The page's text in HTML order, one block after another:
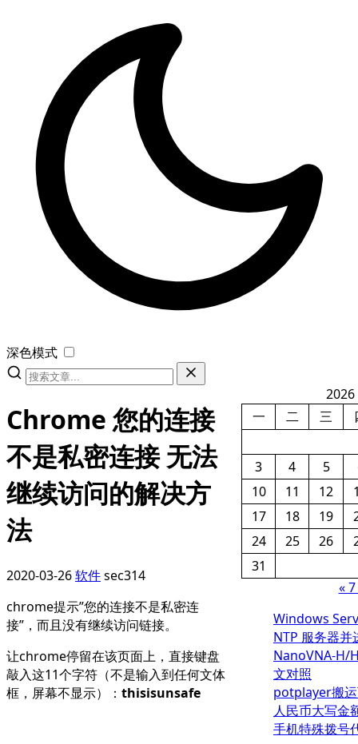
深色模式
Chrome 您的连接
不是私密连接 无法
继续访问的解决方
法
2020-03-26软件sec314
chrome提示”您的连接不是私密连
接”，而且没有继续访问链接。
让chrome停留在该页面上，直接键盘
敲入这11个字符（不是输入到任何文体
框，屏幕不显示）： thisisunsafe
2026
一
二 三
3 4 5
10
11 12
17
18 19
24
25 26
31
«
Windows
NTP 服务器
NanoVNA-H/
文对照
potplayer搬
人民币大写金
手机特殊拨号